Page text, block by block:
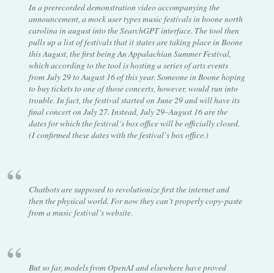
In a prerecorded demonstration video accompanying the
announcement, a mock user types music festivals in boone north
carolina in august into the SearchGPT interface. The tool then
pulls up a list of festivals that it states are taking place in Boone
this August, the first being An Appalachian Summer Festival,
which according to the tool is hosting a series of arts events
from July 29 to August 16 of this year. Someone in Boone hoping
to buy tickets to one of those concerts, however, would run into
trouble. In fact, the festival started on June 29 and will have its
final concert on July 27. Instead, July 29–August 16 are the
dates for which the festival’s box office will be officially closed.
(I confirmed these dates with the festival’s box office.)
Chatbots are supposed to revolutionize first the internet and
then the physical world. For now they can’t properly copy-paste
from a music festival’s website.
But so far, models from OpenAI and elsewhere have proved